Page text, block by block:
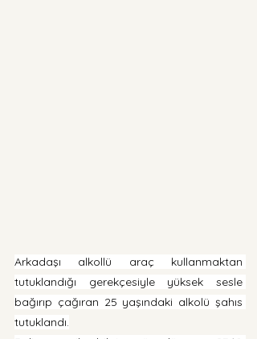
Arkadaşı alkollü araç kullanmaktan
tutuklandığı gerekçesiyle yüksek sesle
bağırıp çağıran 25 yaşındaki alkolü şahıs
tutuklandı.